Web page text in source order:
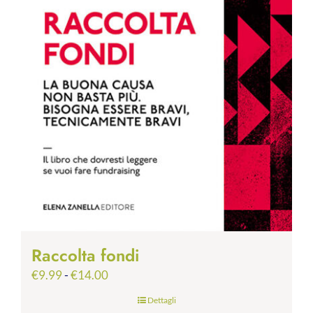
Raccolta fondi
€9.99-€14.00Fascia
prezzo:
Dettagli